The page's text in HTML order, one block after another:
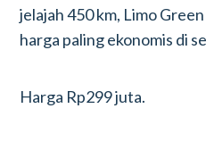
jelajah 450 km, Limo
harga paling ekonomis di
Harga Rp299 juta.